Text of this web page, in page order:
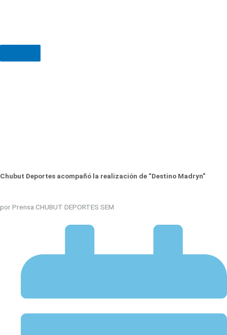
Chubut Deportes acompañó la realización de “Destino Madryn”
por Prensa CHUBUT DEPORTES SEM